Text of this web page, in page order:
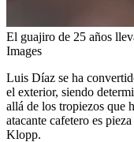
El guajiro de 25 años
Images
Luis Díaz se ha
el exterior, siendo
allá de los tropiezos que
atacante cafetero es
Klopp.